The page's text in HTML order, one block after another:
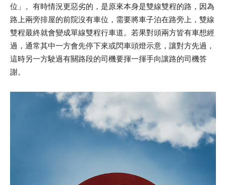
位」。有時情況更惡劣的，是原來本身是雙線雙程的路，因為
路上兩旁排屋的前院沒有車位，需要將車子泊在路旁上，雙線
雙程最終就會變成單線雙程行車道。若果對頭兩方皆有車想經
過，通常其中一方會先停下來或閃車頭燈示意，讓對方先過，
這時另一方駛過有關路段的司機要揮一揮手向讓路的司機答
謝。